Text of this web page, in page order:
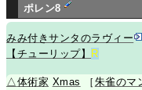
ポレン8
みみ付きサンタのラヴィー
【チューリップ】
R
△ 体術家 Xmas ［ 朱雀のマ